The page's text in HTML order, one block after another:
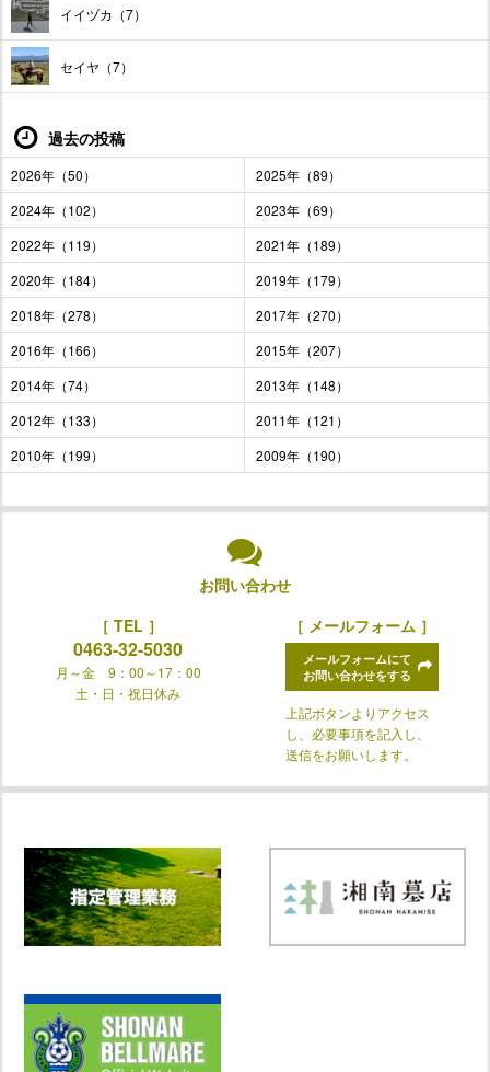
イイヅカ（7）
セイヤ（7）
過去の投稿
2026年（50）
2025年（89）
2024年（102）
2023年（69）
2022年（119）
2021年（189）
2020年（184）
2019年（179）
2018年（278）
2017年（270）
2016年（166）
2015年（207）
2014年（74）
2013年（148）
2012年（133）
2011年（121）
2010年（199）
2009年（190）
お問い合わせ
［ TEL ］
0463-32-5030
月～金 9：00～17：00
土・日・祝日休み
［ メールフォーム ］
メールフォームにて
お問い合わせをする
上記ボタンよりアクセス
し、必要事項を記入し、
送信をお願いします。